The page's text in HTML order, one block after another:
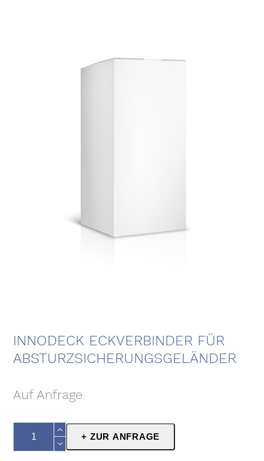
INNODECK ECKVERBINDER FÜR
ABSTURZSICHERUNGSGELÄNDER
Auf Anfrage
Eckverbinder
+ ZUR ANFRAGE